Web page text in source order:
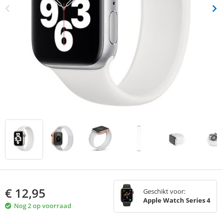
€ 12,95
Nog 2 op voorraad
Geschikt voor:
Apple Watch Series 4